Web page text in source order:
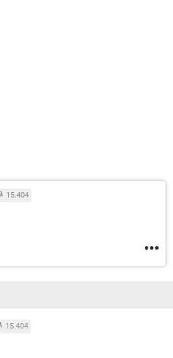
15.404
15.404